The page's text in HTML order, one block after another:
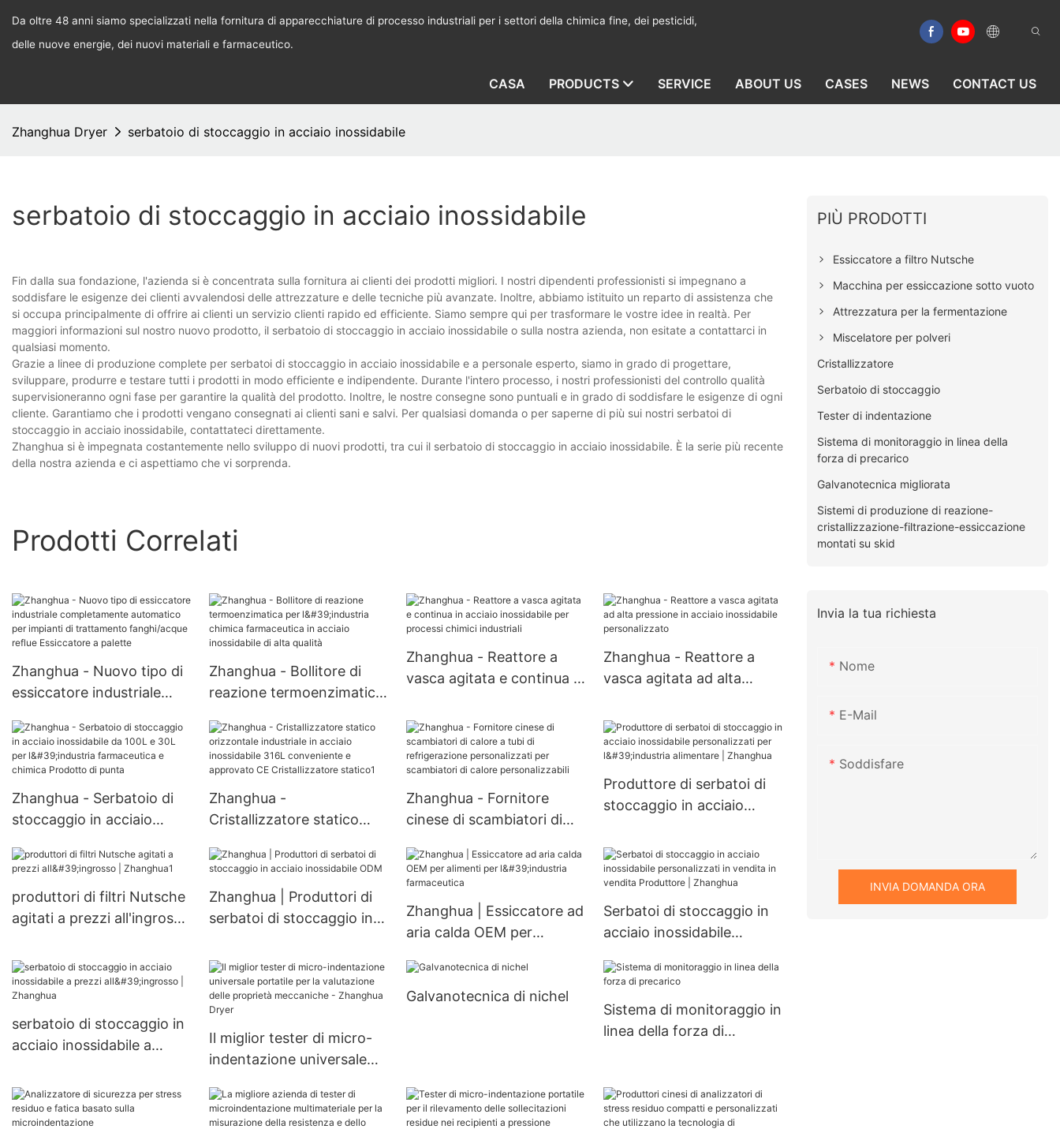
Da oltre 48 anni siamo specializzati nella fornitura di apparecchiature di processo industriali per i settori della chimica fine, dei pesticidi,
delle nuove energie, dei nuovi materiali e farmaceutico.
CASA PRODUCTS SERVICE ABOUT US CASES NEWS CONTACT US
Zhanghua Dryer serbatoio di stoccaggio in acciaio inossidabile
serbatoio di stoccaggio in acciaio inossidabile
Fin dalla sua fondazione, l'azienda si è concentrata sulla fornitura ai clienti dei prodotti migliori. I nostri dipendenti professionisti si impegnano a
soddisfare le esigenze dei clienti avvalendosi delle attrezzature e delle tecniche più avanzate. Inoltre, abbiamo istituito un reparto di assistenza che
si occupa principalmente di offrire ai clienti un servizio clienti rapido ed efficiente. Siamo sempre qui per trasformare le vostre idee in realtà. Per
maggiori informazioni sul nostro nuovo prodotto, il serbatoio di stoccaggio in acciaio inossidabile o sulla nostra azienda, non esitate a contattarci in
qualsiasi momento.
Grazie a linee di produzione complete per serbatoi di stoccaggio in acciaio inossidabile e a personale esperto, siamo in grado di progettare,
sviluppare, produrre e testare tutti i prodotti in modo efficiente e indipendente. Durante l'intero processo, i nostri professionisti del controllo qualità
supervisioneranno ogni fase per garantire la qualità del prodotto. Inoltre, le nostre consegne sono puntuali e in grado di soddisfare le esigenze di ogni
cliente. Garantiamo che i prodotti vengano consegnati ai clienti sani e salvi. Per qualsiasi domanda o per saperne di più sui nostri serbatoi di
stoccaggio in acciaio inossidabile, contattateci direttamente.
Zhanghua si è impegnata costantemente nello sviluppo di nuovi prodotti, tra cui il serbatoio di stoccaggio in acciaio inossidabile. È la serie più recente
della nostra azienda e ci aspettiamo che vi sorprenda.
Prodotti Correlati
Zhanghua - Nuovo tipo di
essiccatore industriale
automatico per impianti di
trattamento fanghi/acque
reflue Essiccatore a
palette
Zhanghua - Bollitore di
reazione termoenzimatica
farmaceutica in acciaio
inossidabile di alta qualità
Zhanghua - Reattore a
vasca agitata e continua in
processi chimici industriali
Zhanghua - Reattore a
vasca agitata ad alta
inossidabile personalizzato
Zhanghua - Serbatoio di
stoccaggio in acciaio
per l'industria
Prodotto di punta
Zhanghua -
Cristallizzatore statico
acciaio inossidabile 316L
CE Cristallizzatore statico1
Zhanghua - Fornitore
cinese di scambiatori di
refrigerazione
personalizzati per
scambiatori di calore
personalizzabili
Produttore di serbatoi di
stoccaggio in acciaio
per l'industria alimentare |
Zhanghua
produttori di filtri Nutsche
agitati a prezzi all'ingrosso
Zhanghua | Produttori di
serbatoi di stoccaggio in
Zhanghua | Essiccatore ad
aria calda OEM per
farmaceutica
Serbatoi di stoccaggio in
acciaio inossidabile
vendita Produttore |
serbatoio di stoccaggio in
acciaio inossidabile a
Zhanghua
Il miglior tester di micro-
indentazione universale
delle proprietà
meccaniche - Zhanghua
Galvanotecnica di nichel
Sistema di monitoraggio in
linea della forza di
PIÙ PRODOTTI
Essiccatore a filtro Nutsche
Macchina per essiccazione sotto vuoto
Attrezzatura per la fermentazione
Miscelatore per polveri
Cristallizzatore
Serbatoio di stoccaggio
Tester di indentazione
Sistema di monitoraggio in linea della
forza di precarico
Galvanotecnica migliorata
Sistemi di produzione di reazione-
cristallizzazione-filtrazione-essiccazione
montati su skid
Invia la tua richiesta
Nome
E-Mail
Soddisfare
INVIA DOMANDA ORA